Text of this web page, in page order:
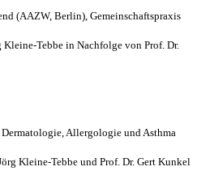
(AAZW, Berlin), Gemeinschaftspraxis
Kleine-Tebbe in Nachfolge von Prof. Dr.
Allergologie und Asthma
Kleine-Tebbe und Prof. Dr. Gert Kunkel